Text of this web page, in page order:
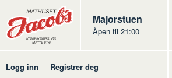
Butikker
Jacobs
Majorstuen
Åpen til 21:00
Logg inn Registrer deg